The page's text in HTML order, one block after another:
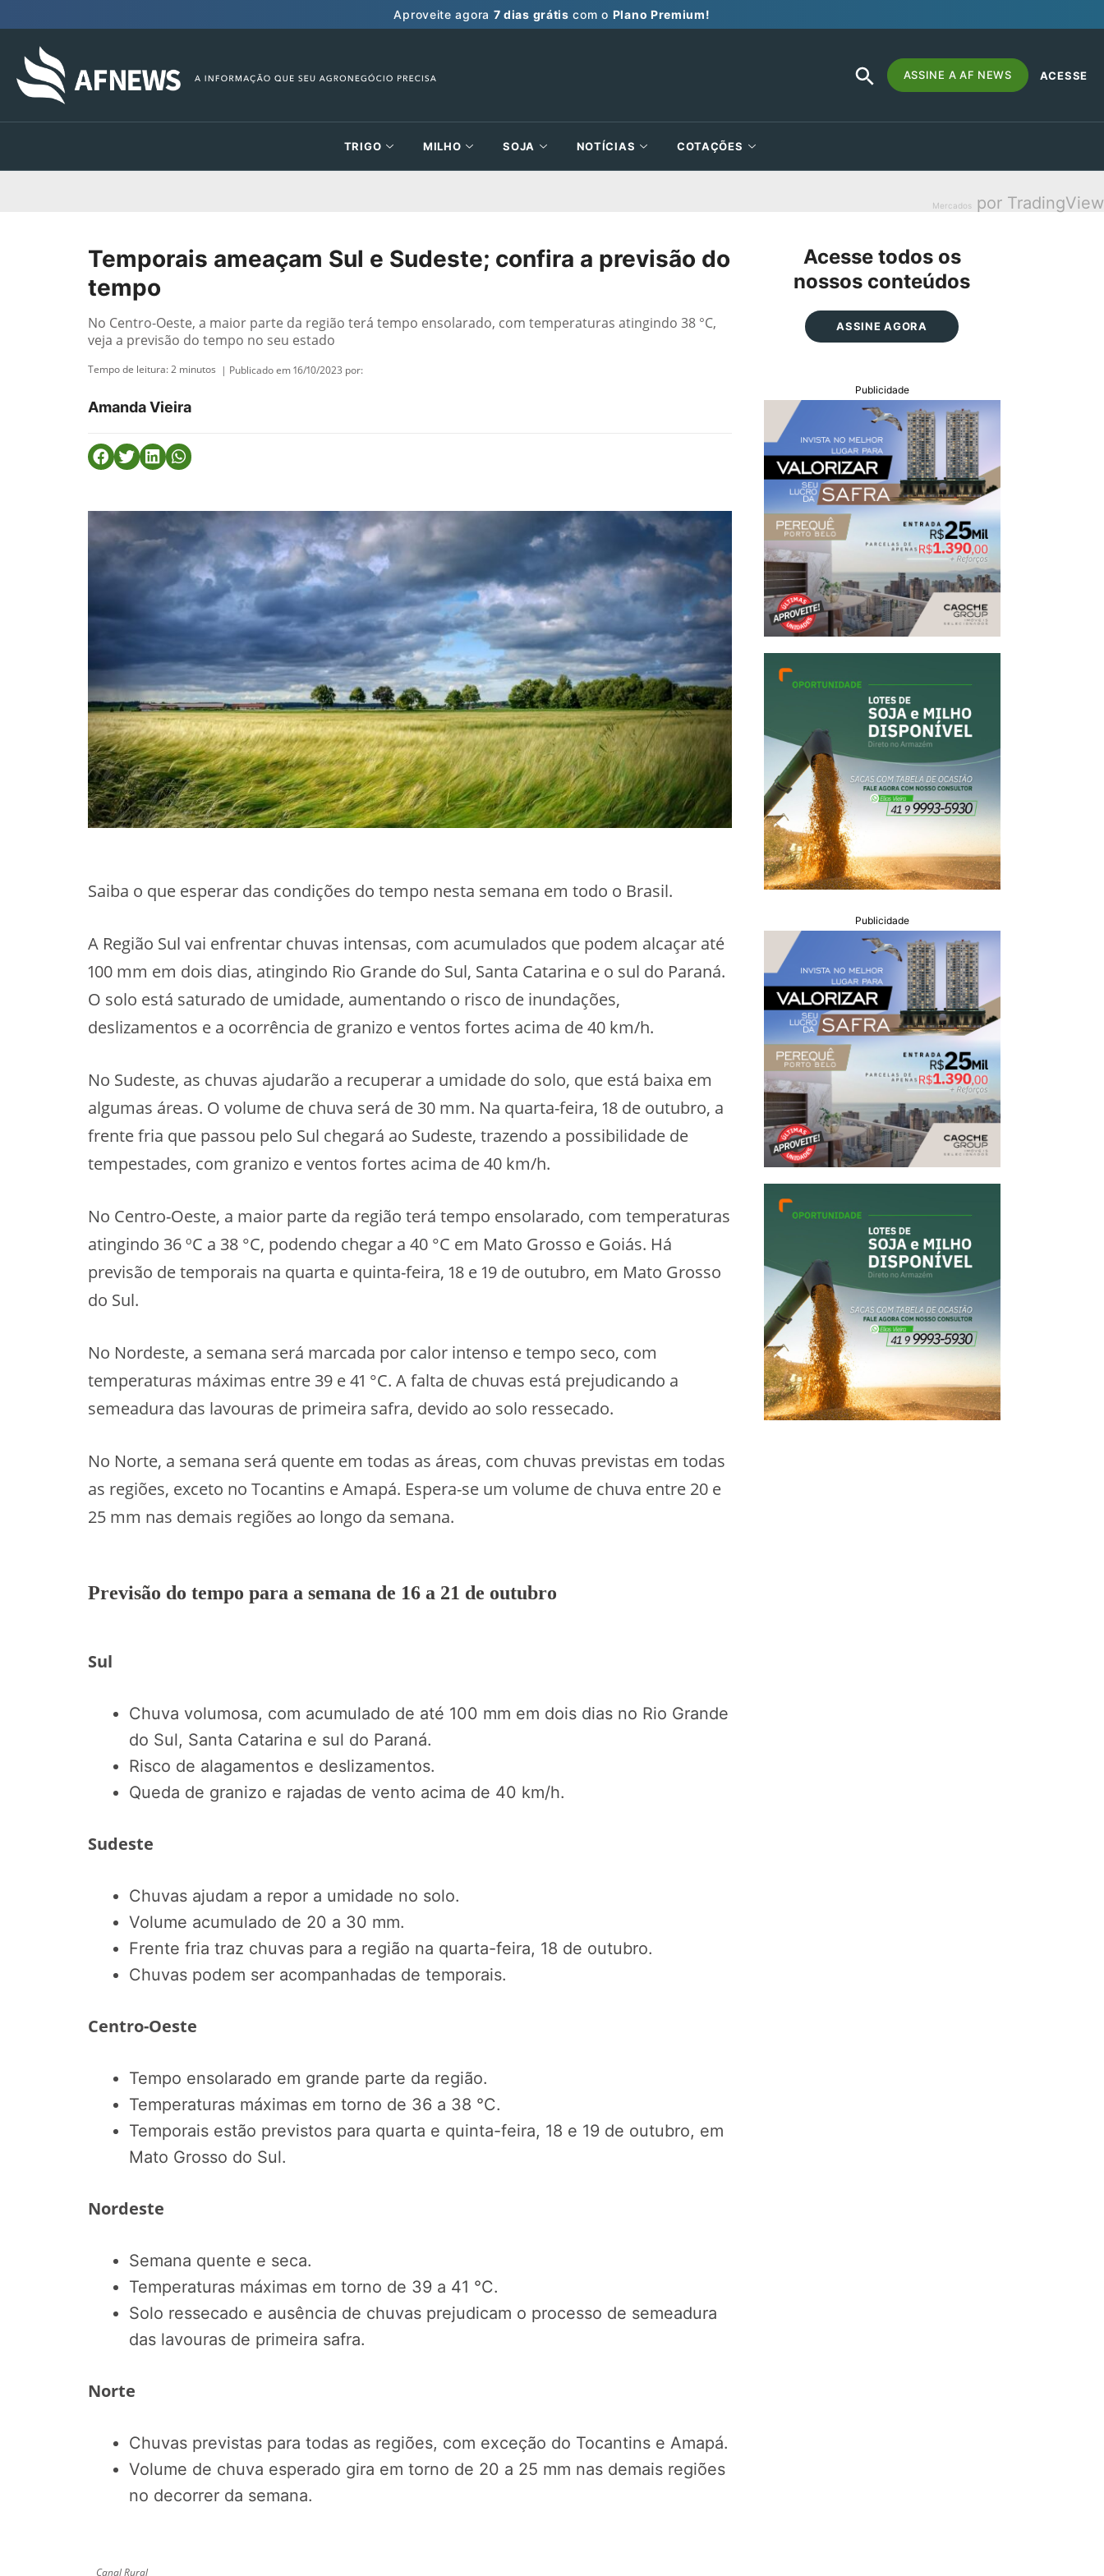
Aproveite agora 7 dias grátis com o Plano Premium!
Search
for:
SEARCH
BUTTON
ASSINE A AF NEWS ACESSE
TRIGO MILHO SOJA NOTÍCIAS COTAÇÕES
Mercados por TradingView
Temporais ameaçam Sul e Sudeste; confira a previsão do
tempo
No Centro-Oeste, a maior parte da região terá tempo ensolarado, com temperaturas atingindo 38 °C,
veja a previsão do tempo no seu estado
Tempo de leitura:2 minutos | Publicado em 16/10/2023 por:
Amanda Vieira
Saiba o que esperar das condições do tempo nesta semana em todo o Brasil.
A Região Sul vai enfrentar chuvas intensas, com acumulados que podem alcaçar até
100 mm em dois dias, atingindo Rio Grande do Sul, Santa Catarina e o sul do Paraná.
O solo está saturado de umidade, aumentando o risco de inundações,
deslizamentos e a ocorrência de granizo e ventos fortes acima de 40 km/h.
No Sudeste, as chuvas ajudarão a recuperar a umidade do solo, que está baixa em
algumas áreas. O volume de chuva será de 30 mm. Na quarta-feira, 18 de outubro, a
frente fria que passou pelo Sul chegará ao Sudeste, trazendo a possibilidade de
tempestades, com granizo e ventos fortes acima de 40 km/h.
No Centro-Oeste, a maior parte da região terá tempo ensolarado, com temperaturas
atingindo 36 ºC a 38 °C, podendo chegar a 40 °C em Mato Grosso e Goiás. Há
previsão de temporais na quarta e quinta-feira, 18 e 19 de outubro, em Mato Grosso
do Sul.
No Nordeste, a semana será marcada por calor intenso e tempo seco, com
temperaturas máximas entre 39 e 41 °C. A falta de chuvas está prejudicando a
semeadura das lavouras de primeira safra, devido ao solo ressecado.
No Norte, a semana será quente em todas as áreas, com chuvas previstas em todas
as regiões, exceto no Tocantins e Amapá. Espera-se um volume de chuva entre 20 e
25 mm nas demais regiões ao longo da semana.
Previsão do tempo para a semana de 16 a 21 de outubro
Sul
Chuva volumosa, com acumulado de até 100 mm em dois dias no Rio Grande
do Sul, Santa Catarina e sul do Paraná.
Risco de alagamentos e deslizamentos.
Queda de granizo e rajadas de vento acima de 40 km/h.
Sudeste
Chuvas ajudam a repor a umidade no solo.
Volume acumulado de 20 a 30 mm.
Frente fria traz chuvas para a região na quarta-feira, 18 de outubro.
Chuvas podem ser acompanhadas de temporais.
Centro-Oeste
Tempo ensolarado em grande parte da região.
Temperaturas máximas em torno de 36 a 38 °C.
Temporais estão previstos para quarta e quinta-feira, 18 e 19 de outubro, em
Mato Grosso do Sul.
Nordeste
Semana quente e seca.
Temperaturas máximas em torno de 39 a 41 °C.
Solo ressecado e ausência de chuvas prejudicam o processo de semeadura
das lavouras de primeira safra.
Norte
Chuvas previstas para todas as regiões, com exceção do Tocantins e Amapá.
Volume de chuva esperado gira em torno de 20 a 25 mm nas demais regiões
no decorrer da semana.
Canal Rural
Acesse todos os
nossos conteúdos
ASSINE AGORA
Publicidade
Publicidade